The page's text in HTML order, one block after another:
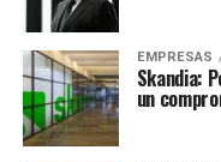
EMPRESAS
Skandia:
un